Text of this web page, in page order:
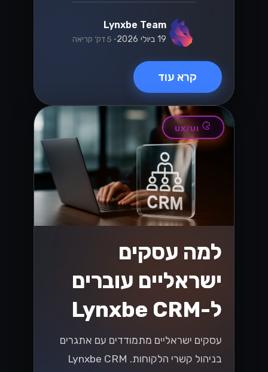
מקסום ה-
WhatsApp
Business API
עבור SMBs
ישראליים
שחררו את הפוטנציאל של ה-WhatsApp
כיצד לשפר את המעורבות של הלקוחות
ולהניע מכירות בשוק תחרותי....
8 ביולי 2026 • 5 דק׳ קריאה